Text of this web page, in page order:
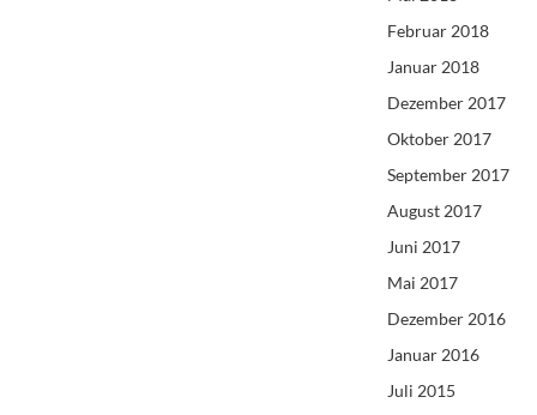
Februar 2018
Januar 2018
Dezember 2017
Oktober 2017
September 2017
August 2017
Juni 2017
Mai 2017
Dezember 2016
Januar 2016
Juli 2015